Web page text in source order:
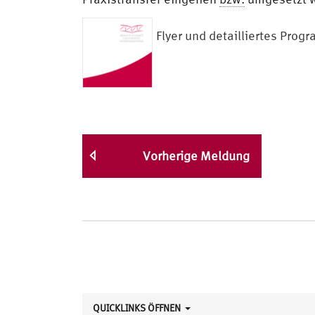
Flyer und detailliertes
Vorherige Meldung
QUICKLINKS ÖFFNEN